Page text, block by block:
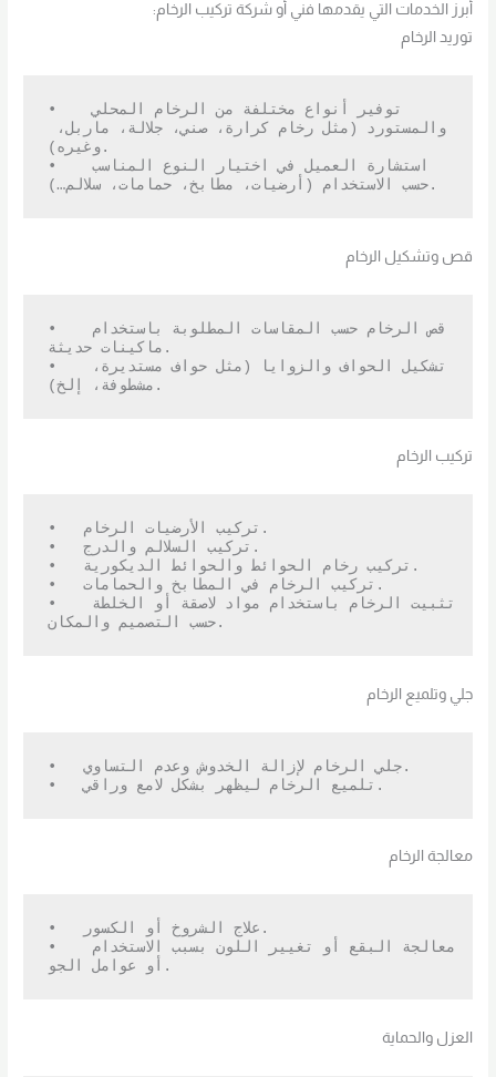
أبرز الخدمات التي يقدمها فني أو شركة تركيب الرخام:
توريد الرخام
•   توفير أنواع مختلفة من الرخام المحلي
وغيره).
•   استشارة العميل في اختيار النوع المناسب
حسب الاستخدام (أرضيات، مطابخ، حمامات، سلالم…).
قص وتشكيل الرخام
•   قص الرخام حسب المقاسات المطلوبة باستخدام
ماكينات حديثة.
•   تشكيل الحواف والزوايا (مثل حواف مستديرة،
مشطوفة، إلخ).
تركيب الرخام
•   تركيب الأرضيات الرخام.
•   تركيب السلالم والدرج.
•   تركيب رخام الحوائط والحوائط الديكورية.
•   تركيب الرخام في المطابخ والحمامات.
•   تثبيت الرخام باستخدام مواد لاصقة أو الخلطة
حسب التصميم والمكان.
جلي وتلميع الرخام
•   جلي الرخام لإزالة الخدوش وعدم التساوي.
•   تلميع الرخام ليظهر بشكل لامع وراقي.
معالجة الرخام
•   علاج الشروخ أو الكسور.
•   معالجة البقع أو تغيير اللون بسبب الاستخدام
أو عوامل الجو.
العزل والحماية